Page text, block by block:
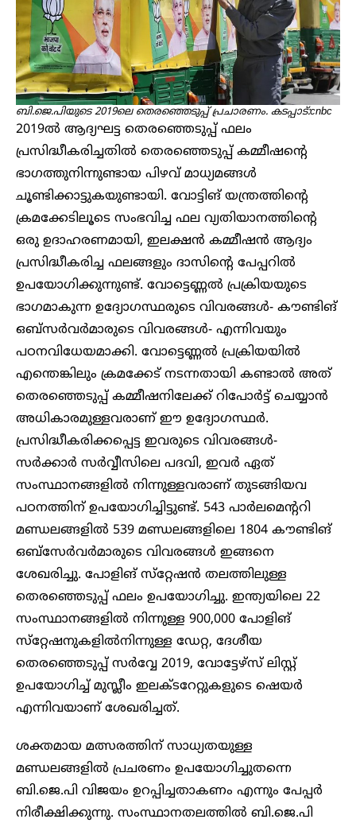
ബി.ജെ.പിയുടെ 2019ലെ തെരഞ്ഞെടുപ്പ് പ്രചാരണം. കടപ്പാട്:cnbc
2019ൽ ആദ്യഘട്ട തെരഞ്ഞെടുപ്പ് ഫലം
പ്രസിദ്ധീകരിച്ചതിൽ തെരഞ്ഞെടുപ്പ് കമ്മീഷന്റെ
ഭാഗത്തുനിന്നുണ്ടായ പിഴവ് മാധ്യമങ്ങൾ
ചൂണ്ടിക്കാട്ടുകയുണ്ടായി. വോട്ടിങ് യന്ത്രത്തിന്റെ
ക്രമക്കേടിലൂടെ സംഭവിച്ച ഫല വ്യതിയാനത്തിന്റെ
ഒരു ഉദാഹരണമായി, ഇലക്ഷൻ കമ്മീഷൻ ആദ്യം
പ്രസിദ്ധീകരിച്ച ഫലങ്ങളും ദാസിന്റെ പേപ്പറിൽ
ഉപയോഗിക്കുന്നുണ്ട്. വോട്ടെണ്ണൽ പ്രക്രിയയുടെ
ഭാഗമാകുന്ന ഉദ്യോഗസ്ഥരുടെ വിവരങ്ങൾ- കൗണ്ടിങ്
ഒബ്‌സർവർമാരുടെ വിവരങ്ങൾ- എന്നിവയും
പഠനവിധേയമാക്കി. വോട്ടെണ്ണൽ പ്രക്രിയയിൽ
എന്തെങ്കിലും ക്രമക്കേട് നടന്നതായി കണ്ടാൽ അത്
തെരഞ്ഞെടുപ്പ് കമ്മീഷനിലേക്ക് റിപോർട്ട് ചെയ്യാൻ
അധികാരമുള്ളവരാണ് ഈ ഉദ്യോഗസ്ഥർ.
പ്രസിദ്ധീകരിക്കപ്പെട്ട ഇവരുടെ വിവരങ്ങൾ-
സർക്കാർ സർവ്വീസിലെ പദവി, ഇവർ ഏത്
സംസ്ഥാനങ്ങളിൽ നിന്നുള്ളവരാണ് തുടങ്ങിയവ
പഠനത്തിന് ഉപയോഗിച്ചിട്ടുണ്ട്. 543 പാർലമെന്ററി
മണ്ഡലങ്ങളിൽ 539 മണ്ഡലങ്ങളിലെ 1804 കൗണ്ടിങ്
ഒബ്‌സേർവർമാരുടെ വിവരങ്ങൾ ഇങ്ങനെ
ശേഖരിച്ചു. പോളിങ് സ്‌റ്റേഷൻ തലത്തിലുള്ള
തെരഞ്ഞെടുപ്പ് ഫലം ഉപയോഗിച്ചു. ഇന്ത്യയിലെ 22
സംസ്ഥാനങ്ങളിൽ നിന്നുള്ള 900,000 പോളിങ്
സ്‌റ്റേഷനുകളിൽനിന്നുള്ള ഡേറ്റ, ദേശീയ
തെരഞ്ഞെടുപ്പ് സർവ്വേ 2019, വോട്ടേഴ്‌സ് ലിസ്റ്റ്
ഉപയോഗിച്ച് മുസ്ലീം ഇലക്ടറേറ്റുകളുടെ ഷെയർ
എന്നിവയാണ് ശേഖരിച്ചത്.
ശക്തമായ മത്സരത്തിന് സാധ്യതയുള്ള
മണ്ഡലങ്ങളിൽ പ്രചരണം ഉപയോഗിച്ചുതന്നെ
ബി.ജെ.പി വിജയം ഉറപ്പിച്ചതാകണം എന്നും പേപ്പർ
നിരീക്ഷിക്കുന്നു. സംസ്ഥാനതലത്തിൽ ബി.ജെ.പി